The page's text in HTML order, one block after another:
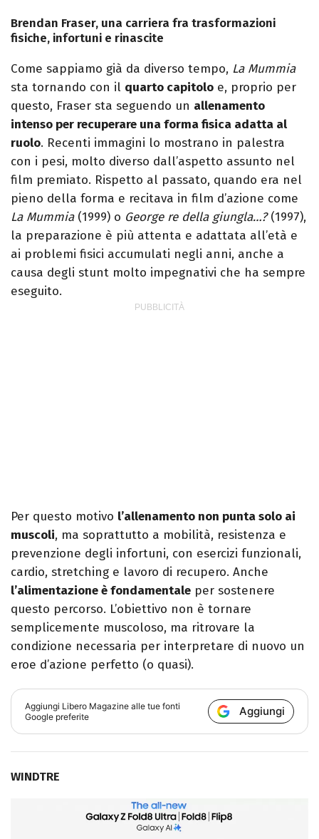
Brendan Fraser, una carriera fra trasformazioni
fisiche, infortuni e rinascite
Come sappiamo già da diverso tempo, La Mummia
sta tornando con il quarto capitolo e, proprio per
questo, Fraser sta seguendo un allenamento
intenso per recuperare una forma fisica adatta al
ruolo. Recenti immagini lo mostrano in palestra
con i pesi, molto diverso dall’aspetto assunto nel
film premiato. Rispetto al passato, quando era nel
pieno della forma e recitava in film d’azione come
La Mummia(1999) o George re della giungla…?(1997),
la preparazione è più attenta e adattata all’età e
ai problemi fisici accumulati negli anni, anche a
causa degli stunt molto impegnativi che ha sempre
eseguito.
Per questo motivo l’allenamento non punta solo ai
muscoli, ma soprattutto a mobilità, resistenza e
prevenzione degli infortuni, con esercizi funzionali,
cardio, stretching e lavoro di recupero. Anche
l’alimentazione è fondamentale per sostenere
questo percorso. L’obiettivo non è tornare
semplicemente muscoloso, ma ritrovare la
condizione necessaria per interpretare di nuovo un
eroe d’azione perfetto (o quasi).
Aggiungi Libero Magazine alle tue fonti
Google preferite
Aggiungi
WINDTRE